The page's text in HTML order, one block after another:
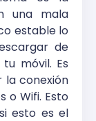
una mala
estable lo
de
móvil. Es
la conexión
o Wifi. Esto
esto es el